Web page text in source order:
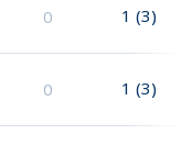
0 1 (3)
0 1 (3)